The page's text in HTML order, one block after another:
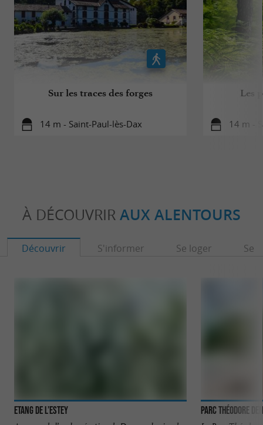
Sur les traces des forges
14 m - Saint-Paul-lès-Dax
Les
14 m -
À DÉCOUVRIR AUX ALENTOURS
Découvrir S'informer Se loger Se
Etang de l’Estey Parc Théodore